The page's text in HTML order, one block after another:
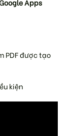
PDF được tạo
kiện